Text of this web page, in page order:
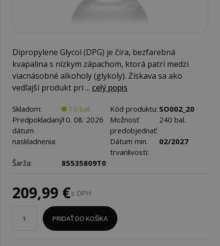
Dipropylene Glycol (DPG) je číra, bezfarebná
kvapalina s nízkym zápachom, ktorá patrí medzi
viacnásobné alkoholy (glykoly). Získava sa ako
vedľajší produkt pri ... celý popis
Skladom: 10 bal. Kód produktu: SO002_20
Predpokladaný
dátum
naskladnenia:
10. 08. 2026
Možnosť
predobjednať:
240 bal.
Dátum min.
trvanlivosti:
02/2027
Šarža: 85535809T0
209,99 €s DPH
PRIDAŤ DO KOŠÍKA